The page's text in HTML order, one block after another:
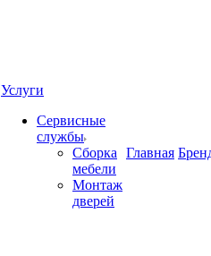
Услуги
Сервисные
службы
Сборка
мебели
Монтаж
дверей
Главная